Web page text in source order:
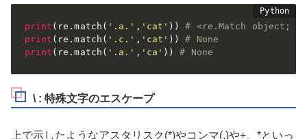
print ( re .match ( '.a.' , 'cat' ) )
# <re.Match object;
print ( re .match ( '.c.' , 'cat' ) )
# None
print ( re .match ( '.a.' , 'ca' ) ) # None
\ : 特殊文字のエスケープ
上で示したようなアスタリスク(*)やコンマ(.)や+、*といっ